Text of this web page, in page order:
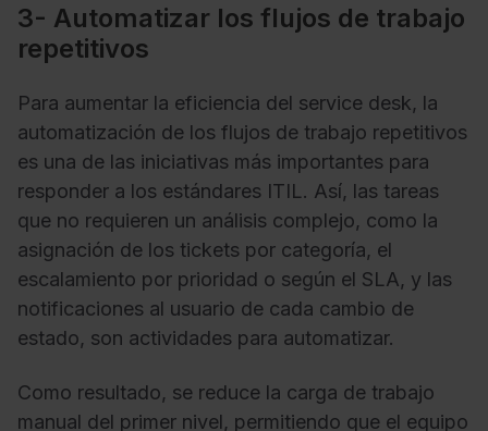
3- Automatizar los flujos de trabajo
repetitivos
Para aumentar la eficiencia del service desk, la
automatización de los flujos de trabajo repetitivos
es una de las iniciativas más importantes para
responder a los estándares ITIL. Así, las tareas
que no requieren un análisis complejo, como la
asignación de los tickets por categoría, el
escalamiento por prioridad o según el SLA, y las
notificaciones al usuario de cada cambio de
estado, son actividades para automatizar.
Como resultado, se reduce la carga de trabajo
manual del primer nivel, permitiendo que el equipo